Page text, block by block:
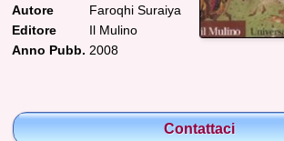
Autore
Faroqhi Suraiya
Editore
Il Mulino
Anno Pubb. 2008
Contattaci